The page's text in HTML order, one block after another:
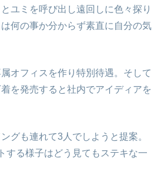
ユミを呼び出し遠回しに色々探り
何の事か分からず素直に自分の気
オフィスを作り特別待遇。そして
を発売すると社内でアイディアを
グも連れて3人でしようと提案。
する様子はどう見てもステキな一